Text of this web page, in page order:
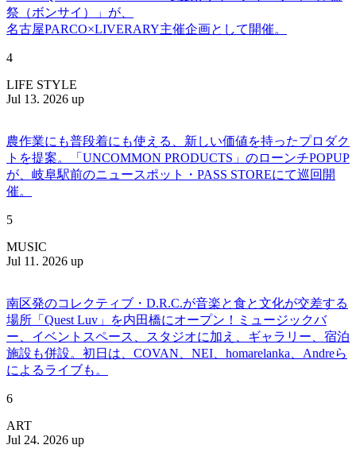
祭（ボンサイ）」が、
名古屋PARCO×LIVERARY主催企画として開催。
4
LIFE STYLE
Jul 13. 2026 up
農作業にも普段着にも使える、新しい価値を持ったプロダク
トを提案。「UNCOMMON PRODUCTS」のローンチPOPUP
が、岐阜駅前のニュースポット・PASS STOREにて巡回開
催。
5
MUSIC
Jul 11. 2026 up
南区発のコレクティブ・D.R.C.が⾳楽と⾷と⽂化が交差する
場所「Quest Luv」を内田橋にオープン！ミュージックバ
ー、イベントスペース、スタジオに加え、ギャラリー、宿泊
施設も併設。初日は、COVAN、NEI、homarelanka、Andreら
によるライブも。
6
ART
Jul 24. 2026 up